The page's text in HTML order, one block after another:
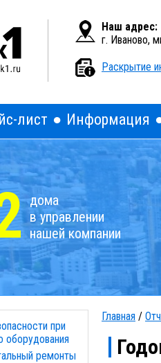
Наш адрес:
г. Иваново,
Раскрытие
лист Информация
дома
в управлении
нашей компании
при
оборудования
ремонты
Главная /